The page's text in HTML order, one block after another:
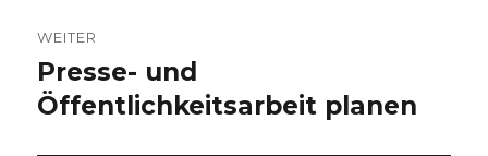
WEITER
Nächster
Beitrag:
Presse- und
Öffentlichkeitsarbeit planen